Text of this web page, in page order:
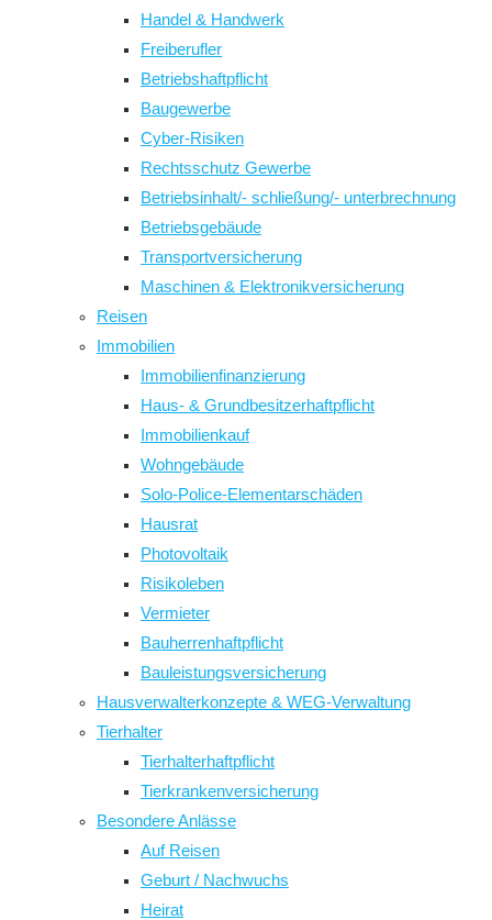
Handel & Handwerk
Freiberufler
Betriebshaftpflicht
Baugewerbe
Cyber-Risiken
Rechtsschutz Gewerbe
Betriebsinhalt/- schließung/- unterbrechnung
Betriebsgebäude
Transportversicherung
Maschinen & Elektronikversicherung
Reisen
Immobilien
Immobilienfinanzierung
Haus- & Grundbesitzerhaftpflicht
Immobilienkauf
Wohngebäude
Solo-Police-Elementarschäden
Hausrat
Photovoltaik
Risikoleben
Vermieter
Bauherrenhaftpflicht
Bauleistungsversicherung
Hausverwalterkonzepte & WEG-Verwaltung
Tierhalter
Tierhalterhaftpflicht
Tierkrankenversicherung
Besondere Anlässe
Auf Reisen
Geburt / Nachwuchs
Heirat